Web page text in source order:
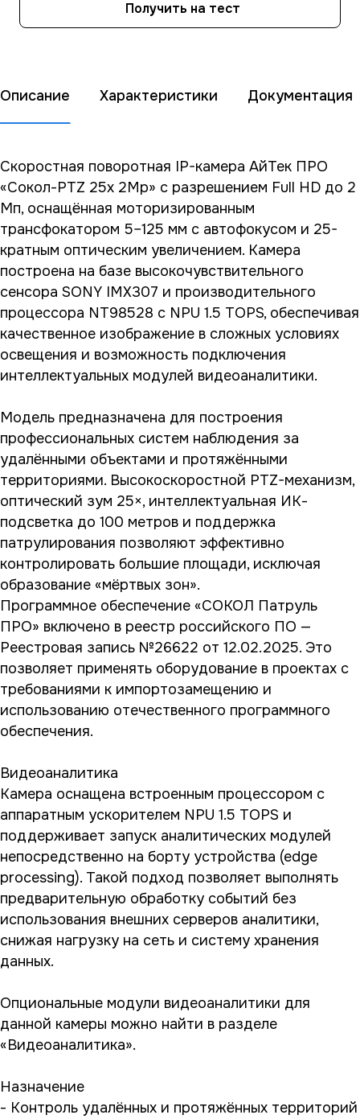
Получить на тест
Описание Характеристики Документация
Скоростная поворотная IP-камера АйТек ПРО
«Сокол-PTZ 25x 2Mp» с разрешением Full HD до 2
Мп, оснащённая моторизированным
трансфокатором 5–125 мм с автофокусом и 25-
кратным оптическим увеличением. Камера
построена на базе высокочувствительного
сенсора SONY IMX307 и производительного
процессора NT98528 с NPU 1.5 TOPS, обеспечивая
качественное изображение в сложных условиях
освещения и возможность подключения
интеллектуальных модулей видеоаналитики.
Модель предназначена для построения
профессиональных систем наблюдения за
удалёнными объектами и протяжёнными
территориями. Высокоскоростной PTZ-механизм,
оптический зум 25×, интеллектуальная ИК-
подсветка до 100 метров и поддержка
патрулирования позволяют эффективно
контролировать большие площади, исключая
образование «мёртвых зон».
Программное обеспечение «СОКОЛ Патруль
ПРО» включено в реестр российского ПО —
Реестровая запись №26622 от 12.02.2025. Это
позволяет применять оборудование в проектах с
требованиями к импортозамещению и
использованию отечественного программного
обеспечения.
Видеоаналитика
Камера оснащена встроенным процессором с
аппаратным ускорителем NPU 1.5 TOPS и
поддерживает запуск аналитических модулей
непосредственно на борту устройства (edge
processing). Такой подход позволяет выполнять
предварительную обработку событий без
использования внешних серверов аналитики,
снижая нагрузку на сеть и систему хранения
данных.
Опциональные модули видеоаналитики для
данной камеры можно найти в разделе
«Видеоаналитика».
Назначение
- Контроль удалённых и протяжённых территорий